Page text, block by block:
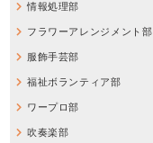
情報処理部
フラワーアレンジメント部
服飾手芸部
福祉ボランティア部
ワープロ部
吹奏楽部